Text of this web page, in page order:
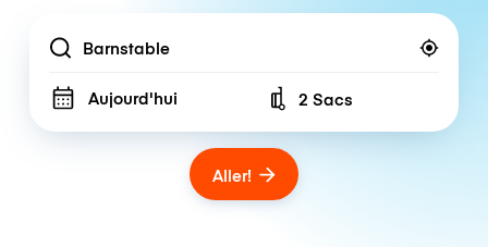
Location
Aujourd'hui Number of bags
2 Sacs
Aller!